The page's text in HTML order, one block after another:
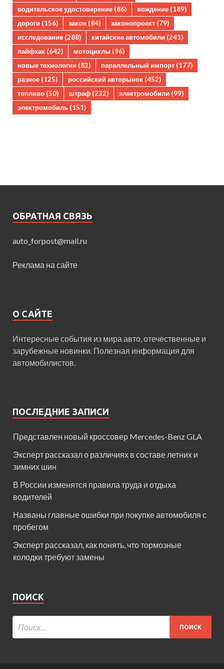
водительское удостоверение (86) вождение (189)
дороги (156) закон (84) законопроект (79)
исследование (288) китайские автомобили (241)
лайфхак (642) мотоциклы (96)
новые технологии (82) параллельный импорт (177)
разное (125) российский авторынок (452)
топливо (50) штраф (232) электромобили (99)
электромобиль (151)
ОБРАТНАЯ СВЯЗЬ
auto_forpost@mail.ru
Реклама на сайте
О САЙТЕ
Интересные события из мира авто, отечественные и
зарубежные новинки. Полезная информация для
автомобилистов.
ПОСЛЕДНИЕ ЗАПИСИ
Представлен новый кроссовер Mercedes-Benz GLA
Эксперт рассказал о различиях в составе летних и
зимних шин
В России изменятся правила труда и отдыха
водителей
Названы главные ошибки при покупке автомобиля с
пробегом
Эксперт рассказал, как понять, что тормозные
колодки требуют замены
ПОИСК